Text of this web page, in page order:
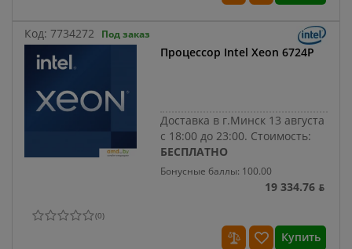
Код: 7734272 Под заказ
Процессор Intel Xeon 6724P
Доставка в г.Минск 13 августа
с 18:00 до 23:00. Стоимость:
БЕСПЛАТНО
Бонусные баллы: 100.00
19 334.76 ƃ
(0)
Купить